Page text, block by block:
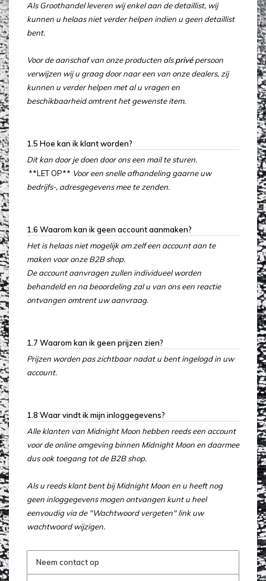
Als Groothandel leveren wij enkel aan de detaillist, wij
kunnen u helaas niet verder helpen indien u geen detaillist
bent.
Voor de aanschaf van onze producten alsprivépersoon
verwijzen wij u graag door naar een van onze dealers, zij
kunnen u verder helpen met al u vragen en
beschikbaarheid omtrent het gewenste item.
1.5 Hoe kan ik klant worden?
Dit kan door je doen door ons een mail te sturen.
**LET OP** Voor een snelle afhandeling gaarne uw
bedrijfs-, adresgegevens mee te zenden.
1.6 Waarom kan ik geen account aanmaken?
Het is helaas niet mogelijk om zelf een account aan te
maken voor onze B2B shop.
De account aanvragen zullen individueel worden
behandeld en na beoordeling zal u van ons een reactie
ontvangen omtrent uw aanvraag.
1.7 Waarom kan ik geen prijzen zien?
Prijzen worden pas zichtbaar nadat u bent ingelogd in uw
account.
1.8 Waar vindt ik mijn inloggegevens?
Alle klanten van Midnight Moon hebben reeds een account
voor de online omgeving binnen Midnight Moon en daarmee
dus ook toegang tot de B2B shop.
Als u reeds klant bent bij Midnight Moon en u heeft nog
geen inloggegevens mogen ontvangen kunt u heel
eenvoudig via de "Wachtwoord vergeten" link uw
wachtwoord wijzigen.
Neem contact op